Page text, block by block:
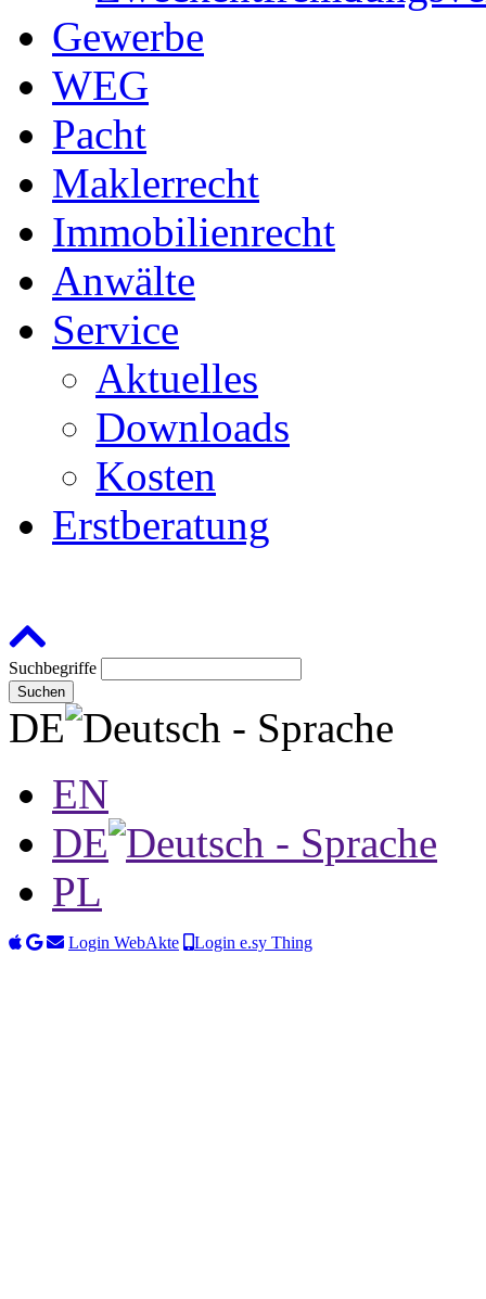
Gewerbe
WEG
Pacht
Maklerrecht
Immobilienrecht
Anwälte
Service
Aktuelles
Downloads
Kosten
Erstberatung
Suchbegriffe
Suchen
DE
EN
DE
PL
Login WebAkte Login e.sy Thing